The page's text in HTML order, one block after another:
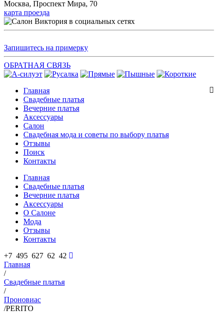
Москва, Проспект Мира, 70
карта проезда
Запишитесь на примерку
ОБРАТНАЯ СВЯЗЬ
Главная
Свадебные платья
Вечерние платья
Аксессуары
Салон
Свадебная мода и советы по выбору платья
Отзывы
Поиск
Контакты
Главная
Свадебные платья
Вечерние платья
Аксессуары
О Салоне
Мода
Отзывы
Контакты
+7 495 627 62 42
Главная
/
Свадебные платья
/
Проновиас
/PERITO